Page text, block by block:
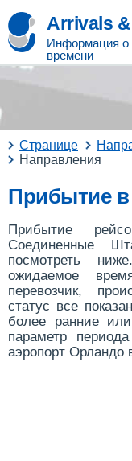
Arrivals
Информация о
времени
Странице
Направления
Прибытие
Прибытие
Соединенные
посмотреть
ожидаемое
перевозчик,
статус все
более ранние
параметр
аэропорт Орландо